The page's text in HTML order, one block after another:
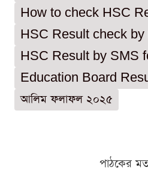
How to check HSC
HSC Result check
HSC Result by SMS
Education Board
আলিম ফলাফল ২০২৫
পাঠকের